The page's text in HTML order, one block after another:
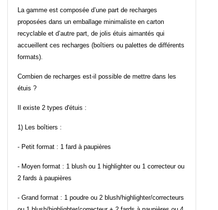
La gamme est composée d’une part de recharges
proposées dans un emballage minimaliste en carton
recyclable et d’autre part, de jolis étuis aimantés qui
accueillent ces recharges (boîtiers ou palettes de différents
formats).
Combien de recharges est-il possible de mettre dans les
étuis ?
Il existe 2 types d'étuis :
1) Les boîtiers :
- Petit format : 1 fard à paupières
- Moyen format : 1 blush ou 1 highlighter ou 1 correcteur ou
2 fards à paupières
- Grand format : 1 poudre ou 2 blush/highlighter/correcteurs